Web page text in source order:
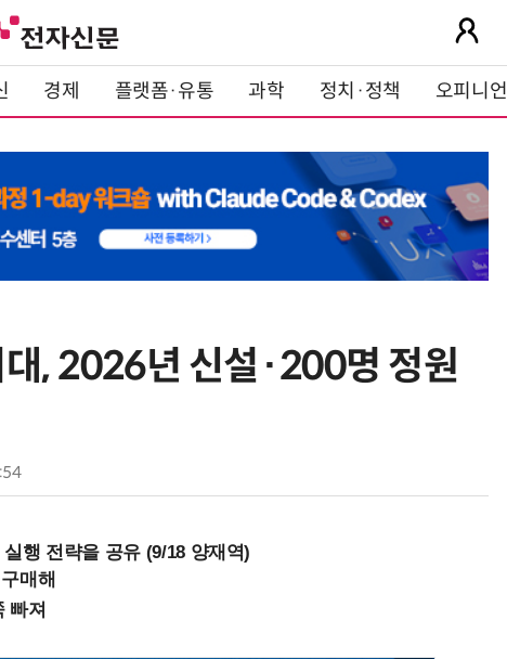
경제 플랫폼·유통 과학 정치·정책 오피니언
, 2026년 신설·200명 정원
행 전략을 공유 (9/18 양재역)